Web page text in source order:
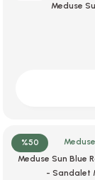
Meduse
%50
Meduse
Meduse Sun Blue
- Sandalet